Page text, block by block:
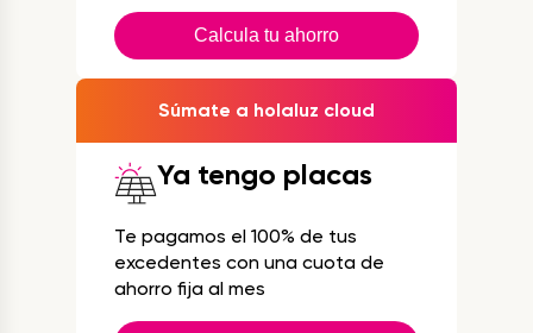
Calcula tu ahorro
Súmate a holaluz cloud
Ya tengo placas
Te pagamos el 100% de tus
excedentes con una cuota de
ahorro fija al mes